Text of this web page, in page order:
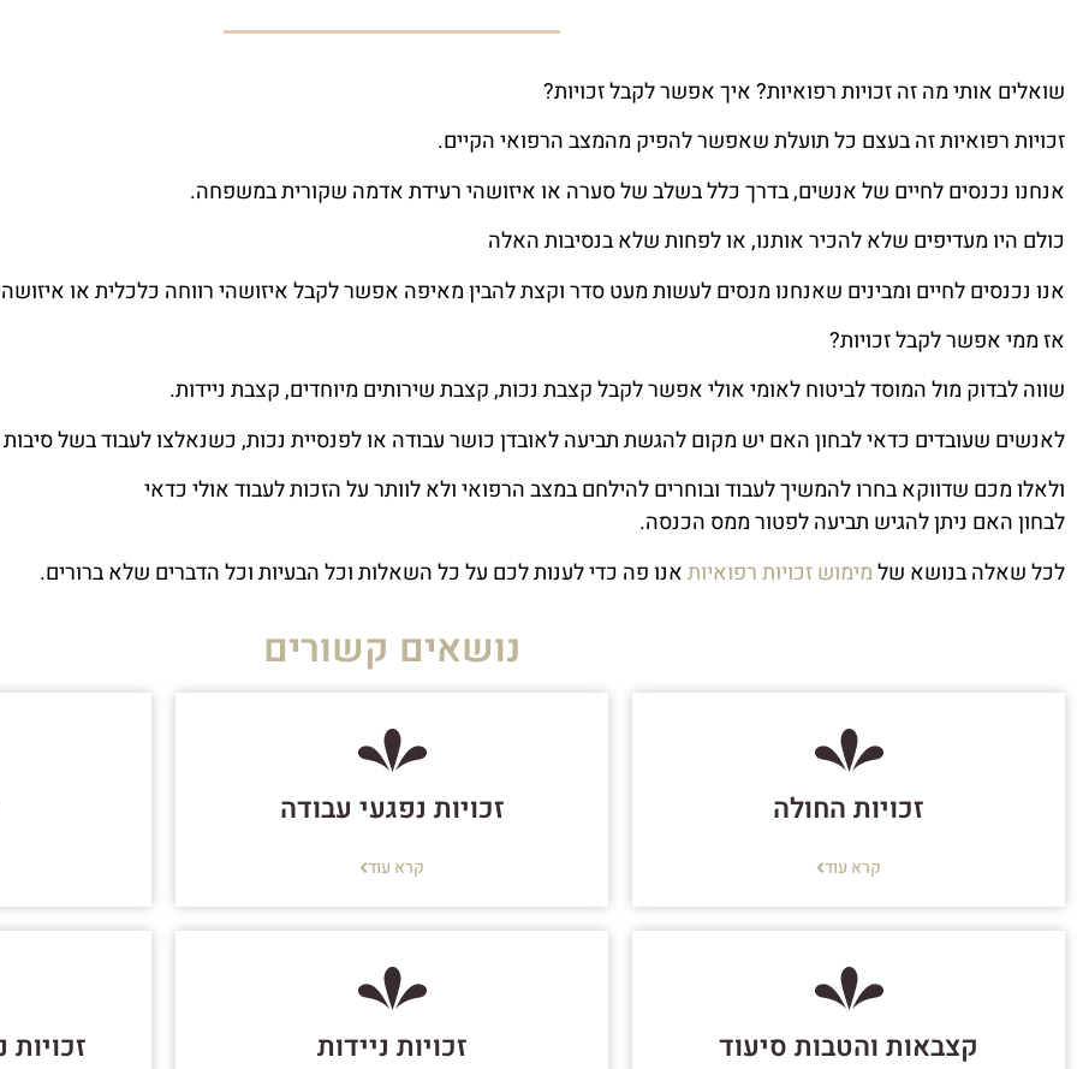
שואלים אותי מה זה זכויות רפואיות? איך אפשר לקבל זכויות?
זכויות רפואיות זה בעצם כל תועלת שאפשר להפיק מהמצב הרפואי הקיים.
אנחנו נכנסים לחיים של אנשים, בדרך כלל בשלב של סערה או איזושהי רעידת אדמה שקורית במשפחה.
כולם היו מעדיפים שלא להכיר אותנו, או לפחות שלא בנסיבות האלה
אנו נכנסים לחיים ומבינים שאנחנו מנסים לעשות מעט סדר וקצת להבין מאיפה אפשר לקבל איזושהי רווחה כלכלית או
אז ממי אפשר לקבל זכויות?
שווה לבדוק מול המוסד לביטוח לאומי אולי אפשר לקבל קצבת נכות, קצבת שירותים מיוחדים, קצבת ניידות.
לאנשים שעובדים כדאי לבחון האם יש מקום להגשת תביעה לאובדן כושר עבודה או לפנסיית נכות, כשנאלצו לעבוד בשל סיבות
ולאלו מכם שדווקא בחרו להמשיך לעבוד ובוחרים להילחם במצב הרפואי ולא לוותר על הזכות לעבוד אולי כדאי
לבחון האם ניתן להגיש תביעה לפטור ממס הכנסה.
לכל שאלה בנושא שלמימוש זכויות רפואיותאנו פה כדי לענות לכם על כל השאלות וכל הבעיות וכל הדברים שלא ברורים.
נושאים קשורים
זכויות החולה
קרא עוד
זכויות נפגעי עבודה
קרא עוד
קצבאות והטבות סיעוד זכויות ניידות